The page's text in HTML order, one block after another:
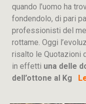
quando l’uomo ha
fondendolo, di pari
professionisti del
rottame. Oggi
risalto le Quotazioni
in effetti una delle
dell’ottone al Kg